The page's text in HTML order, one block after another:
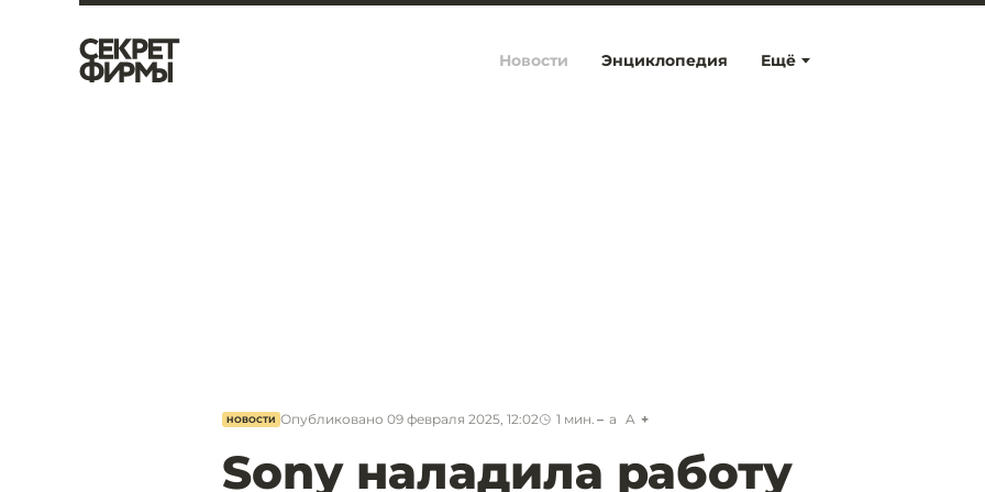
Ещё
Новости Энциклопедия
НОВОСТИ Опубликовано 09 февраля 2025, 12:02 1 мин. a A
Sony наладила работу